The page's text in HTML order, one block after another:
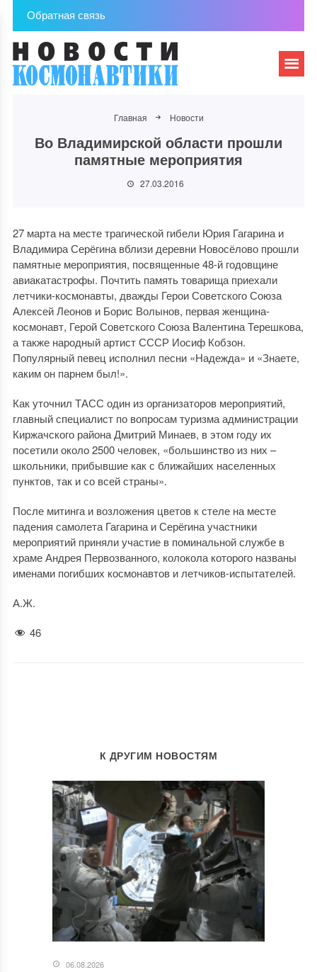
Обратная связь
Главная Новости
Во Владимирской области прошли
памятные мероприятия
27.03.2016
27 марта на месте трагической гибели Юрия Гагарина и
Владимира Серёгина вблизи деревни Новосёлово прошли
памятные мероприятия, посвященные 48-й годовщине
авиакатастрофы. Почтить память товарища приехали
летчики-космонавты, дважды Герои Советского Союза
Алексей Леонов и Борис Волынов, первая женщина-
космонавт, Герой Советского Союза Валентина Терешкова,
а также народный артист СССР Иосиф Кобзон.
Популярный певец исполнил песни «Надежда» и «Знаете,
каким он парнем был!».
Как уточнил ТАСС один из организаторов мероприятий,
главный специалист по вопросам туризма администрации
Киржачского района Дмитрий Минаев, в этом году их
посетили около 2500 человек, «большинство из них –
школьники, прибывшие как с ближайших населенных
пунктов, так и со всей страны».
После митинга и возложения цветов к стеле на месте
падения самолета Гагарина и Серёгина участники
мероприятий приняли участие в поминальной службе в
храме Андрея Первозванного, колокола которого названы
именами погибших космонавтов и летчиков-испытателей.
А.Ж.
46
К ДРУГИМ НОВОСТЯМ
06.08.2026